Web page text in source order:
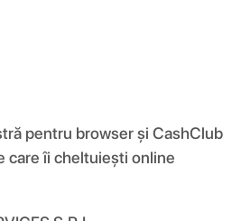
pentru browser și CashClub
care îi cheltuiești online